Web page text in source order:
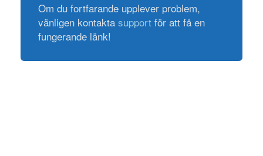
Om du fortfarande upplever problem,
vänligen kontakta support för att få en
fungerande länk!